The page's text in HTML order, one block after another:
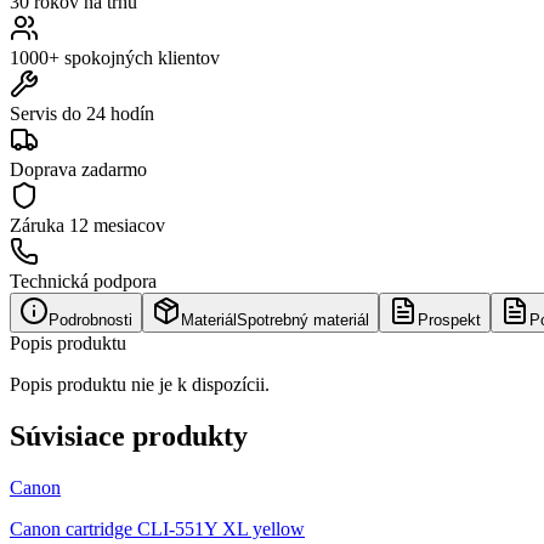
1000+ spokojných klientov
Servis do 24 hodín
Doprava zadarmo
Záruka 12 mesiacov
Technická podpora
Podrobnosti Materiál Spotrebný materiál Prospekt
Popis produktu
Popis produktu nie je k dispozícii.
Súvisiace produkty
Canon
Canon cartridge CLI-551Y XL yellow